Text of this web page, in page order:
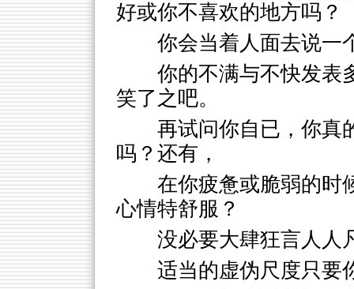
好或你不喜欢的地方吗？
你会当着人面去说一
你的不满与不快发表
笑了之吧。
再试问你自已，你真
吗？还有，
在你疲惫或脆弱的时
心情特舒服？
没必要大肆狂言人人
适当的虚伪尺度只要